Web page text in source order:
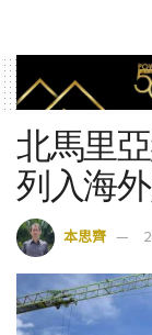
北馬里
列入海
本思齊